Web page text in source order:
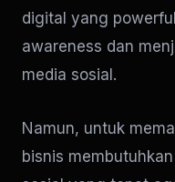
digital yang
awareness dan
media sosial.
Namun, untuk
bisnis